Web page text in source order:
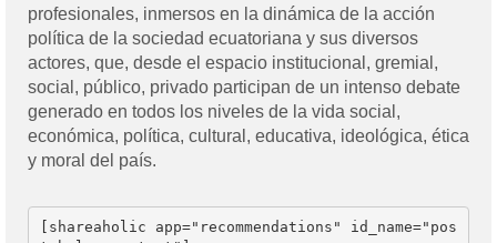
profesionales, inmersos en la dinámica de la acción
política de la sociedad ecuatoriana y sus diversos
actores, que, desde el espacio institucional, gremial,
social, público, privado participan de un intenso debate
generado en todos los niveles de la vida social,
económica, política, cultural, educativa, ideológica, ética
y moral del país.
[shareaholic app="recommendations" id_name="pos